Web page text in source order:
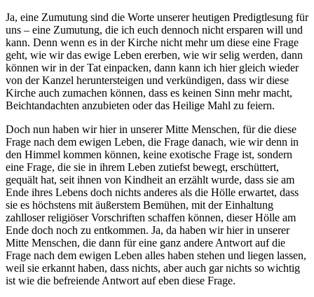
Ja, eine Zumutung sind die Worte unserer heutigen Predigtlesung für
uns – eine Zumutung, die ich euch dennoch nicht ersparen will und
kann. Denn wenn es in der Kirche nicht mehr um diese eine Frage
geht, wie wir das ewige Leben ererben, wie wir selig werden, dann
können wir in der Tat einpacken, dann kann ich hier gleich wieder
von der Kanzel heruntersteigen und verkündigen, dass wir diese
Kirche auch zumachen können, dass es keinen Sinn mehr macht,
Beichtandachten anzubieten oder das Heilige Mahl zu feiern.
Doch nun haben wir hier in unserer Mitte Menschen, für die diese
Frage nach dem ewigen Leben, die Frage danach, wie wir denn in
den Himmel kommen können, keine exotische Frage ist, sondern
eine Frage, die sie in ihrem Leben zutiefst bewegt, erschüttert,
gequält hat, seit ihnen von Kindheit an erzählt wurde, dass sie am
Ende ihres Lebens doch nichts anderes als die Hölle erwartet, dass
sie es höchstens mit äußerstem Bemühen, mit der Einhaltung
zahlloser religiöser Vorschriften schaffen können, dieser Hölle am
Ende doch noch zu entkommen. Ja, da haben wir hier in unserer
Mitte Menschen, die dann für eine ganz andere Antwort auf die
Frage nach dem ewigen Leben alles haben stehen und liegen lassen,
weil sie erkannt haben, dass nichts, aber auch gar nichts so wichtig
ist wie die befreiende Antwort auf eben diese Frage.